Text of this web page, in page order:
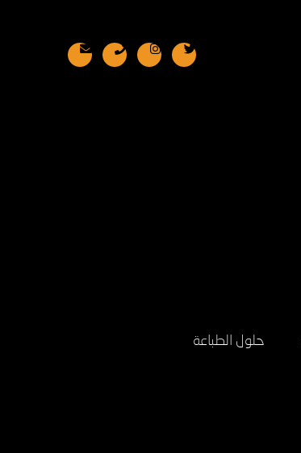
حلول الطباعة